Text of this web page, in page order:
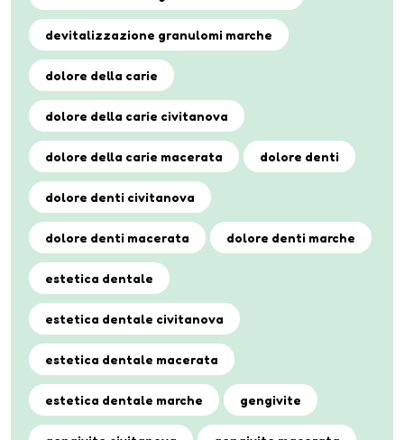
devitalizzazione granulomi marche
dolore della carie
dolore della carie civitanova
dolore della carie macerata dolore denti
dolore denti civitanova
dolore denti macerata dolore denti marche
estetica dentale
estetica dentale civitanova
estetica dentale macerata
estetica dentale marche gengivite